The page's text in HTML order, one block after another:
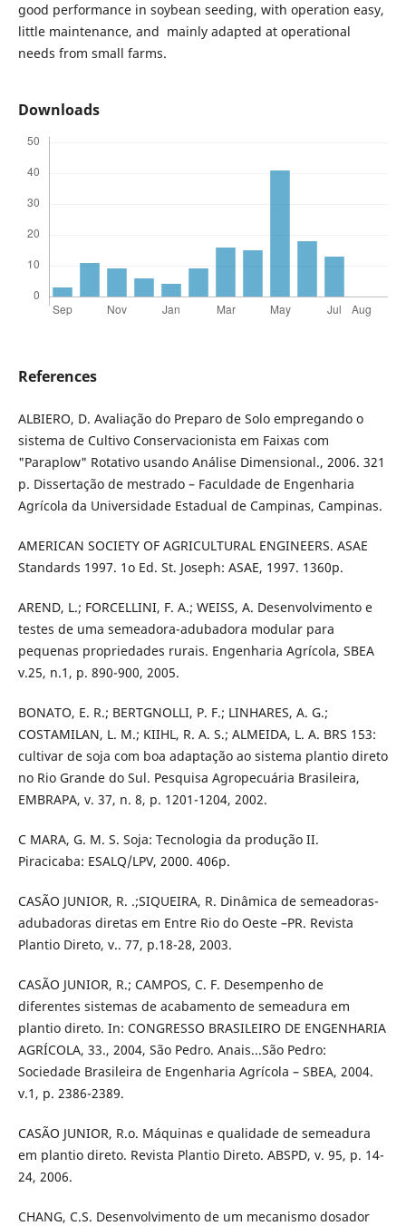
good performance in soybean seeding, with operation easy,
little maintenance, and mainly adapted at operational
needs from small farms.
Downloads
References
ALBIERO, D. Avaliação do Preparo de Solo empregando o
sistema de Cultivo Conservacionista em Faixas com
"Paraplow" Rotativo usando Análise Dimensional., 2006. 321
p. Dissertação de mestrado – Faculdade de Engenharia
Agrícola da Universidade Estadual de Campinas, Campinas.
AMERICAN SOCIETY OF AGRICULTURAL ENGINEERS. ASAE
Standards 1997. 1o Ed. St. Joseph: ASAE, 1997. 1360p.
AREND, L.; FORCELLINI, F. A.; WEISS, A. Desenvolvimento e
testes de uma semeadora-adubadora modular para
pequenas propriedades rurais. Engenharia Agrícola, SBEA
v.25, n.1, p. 890-900, 2005.
BONATO, E. R.; BERTGNOLLI, P. F.; LINHARES, A. G.;
COSTAMILAN, L. M.; KIIHL, R. A. S.; ALMEIDA, L. A. BRS 153:
cultivar de soja com boa adaptação ao sistema plantio direto
no Rio Grande do Sul. Pesquisa Agropecuária Brasileira,
EMBRAPA, v. 37, n. 8, p. 1201-1204, 2002.
C MARA, G. M. S. Soja: Tecnologia da produção II.
Piracicaba: ESALQ/LPV, 2000. 406p.
CASÃO JUNIOR, R. .;SIQUEIRA, R. Dinâmica de semeadoras-
adubadoras diretas em Entre Rio do Oeste –PR. Revista
Plantio Direto, v.. 77, p.18-28, 2003.
CASÃO JUNIOR, R.; CAMPOS, C. F. Desempenho de
diferentes sistemas de acabamento de semeadura em
plantio direto. In: CONGRESSO BRASILEIRO DE ENGENHARIA
AGRÍCOLA, 33., 2004, São Pedro. Anais...São Pedro:
Sociedade Brasileira de Engenharia Agrícola – SBEA, 2004.
v.1, p. 2386-2389.
CASÃO JUNIOR, R.o. Máquinas e qualidade de semeadura
em plantio direto. Revista Plantio Direto. ABSPD, v. 95, p. 14-
24, 2006.
CHANG, C.S. Desenvolvimento de um mecanismo dosador